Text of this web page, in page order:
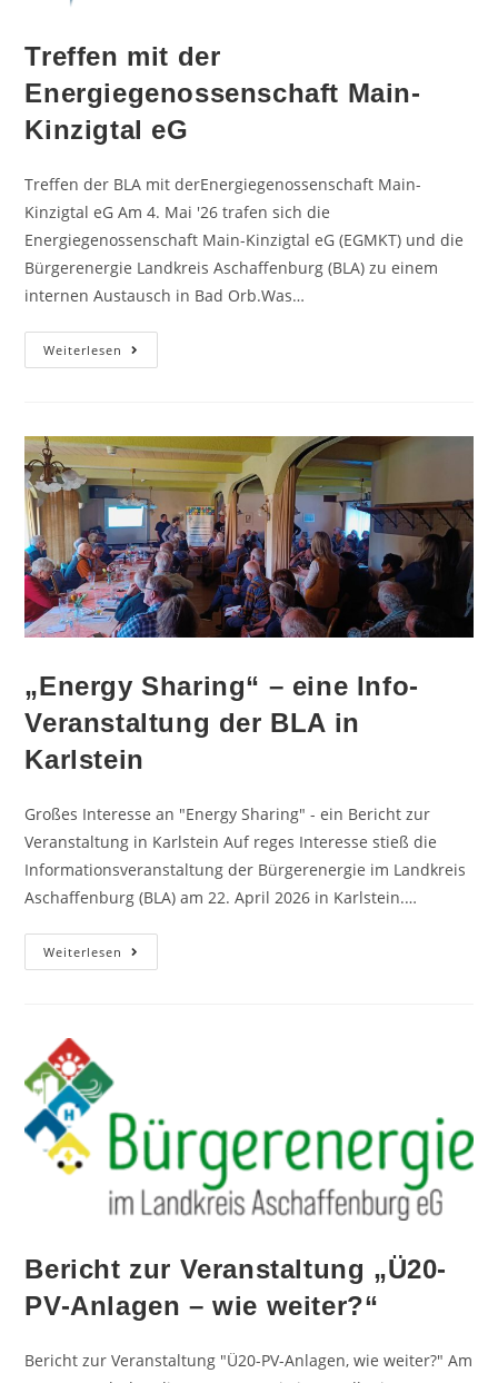
Treffen mit der
Energiegenossenschaft Main-
Kinzigtal eG
Treffen der BLA mit derEnergiegenossenschaft Main-
Kinzigtal eG Am 4. Mai '26 trafen sich die
Energiegenossenschaft Main-Kinzigtal eG (EGMKT) und die
Bürgerenergie Landkreis Aschaffenburg (BLA) zu einem
internen Austausch in Bad Orb.Was…
Weiterlesen
„Energy Sharing“ – eine Info-
Veranstaltung der BLA in
Karlstein
Großes Interesse an "Energy Sharing" - ein Bericht zur
Veranstaltung in Karlstein Auf reges Interesse stieß die
Informationsveranstaltung der Bürgerenergie im Landkreis
Aschaffenburg (BLA) am 22. April 2026 in Karlstein.…
Weiterlesen
Bericht zur Veranstaltung „Ü20-
PV-Anlagen – wie weiter?“
Bericht zur Veranstaltung "Ü20-PV-Anlagen, wie weiter?" Am